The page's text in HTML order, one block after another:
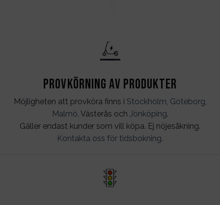
Provkörning av produkter
Möjligheten att provköra finns i Stockholm, Göteborg,
Malmö, Västerås och Jönköping.
Gäller endast kunder som vill köpa. Ej nöjesåkning.
Kontakta oss för tidsbokning.